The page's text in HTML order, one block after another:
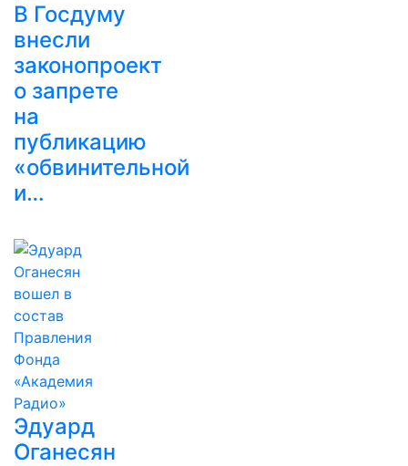
В Госдуму
внесли
законопроект
о запрете
на
публикацию
«обвинительной
и…
Эдуард
Оганесян